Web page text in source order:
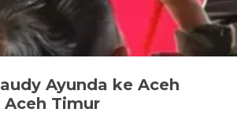
Ayunda ke Aceh
Timur